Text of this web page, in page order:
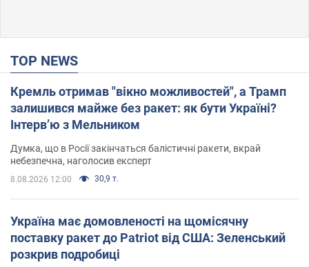
TOP NEWS
Кремль отримав "вікно можливостей", а Трамп
залишився майже без ракет: як бути Україні?
Інтерв’ю з Мельником
Думка, що в Росії закінчаться балістичні ракети, вкрай
небезпечна, наголосив експерт
8.08.2026 12:00 30,9 т.
Україна має домовленості на щомісячну
поставку ракет до Patriot від США: Зеленський
розкрив подробиці